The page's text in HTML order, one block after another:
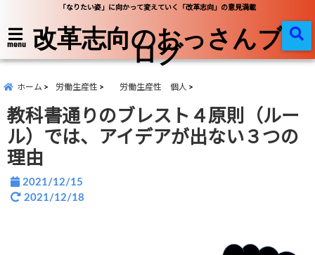
「なりたい姿」に向かって変えていく「改革志向」の意見満載
menu 改革志向のおっさんブ
ログ
ホーム 労働生産性 労働生産性 個人
教科書通りのブレスト４原則（ルー
ル）では、アイデアが出ない３つの
理由
2021/12/15
2021/12/18